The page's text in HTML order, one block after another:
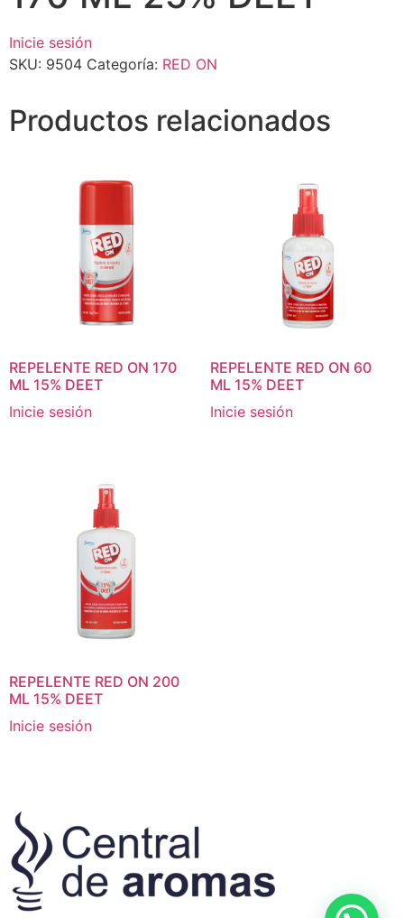
Inicie sesión
SKU: 9504 Categoría: RED ON
Productos relacionados
REPELENTE RED ON 170
ML 15% DEET
Inicie sesión
REPELENTE RED ON 60
ML 15% DEET
Inicie sesión
REPELENTE RED ON 200
ML 15% DEET
Inicie sesión